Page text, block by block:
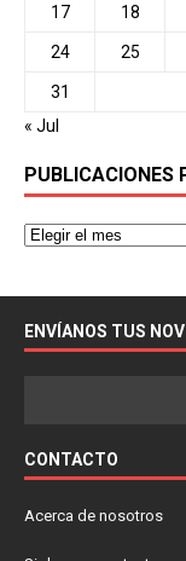
17 18
24 25
31
« Jul
PUBLICACIONES
ENVÍANOS TUS
CONTACTO
Acerca de nosotros